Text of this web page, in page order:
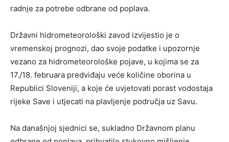
radnje za potrebe odbrane od poplava.
Državni hidrometeorološki zavod izvijestio je o
vremenskoj prognozi, dao svoje podatke i upozornje
vezano za hidrometeorološke pojave, u kojima se za
17./18. februara predviđaju veće količine oborina u
Republici Sloveniji, a koje će uvjetovati porast vodostaja
rijeke Save i utjecati na plavljenje područja uz Savu.
Na današnjoj sjednici se, sukladno Državnom planu